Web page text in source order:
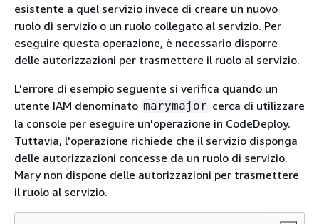
esistente a quel servizio invece di creare un nuovo
ruolo di servizio o un ruolo collegato al servizio. Per
eseguire questa operazione, è necessario disporre
delle autorizzazioni per trasmettere il ruolo al servizio.
L'errore di esempio seguente si verifica quando un
utente IAM denominato marymajor cerca di utilizzare
la console per eseguire un'operazione in CodeDeploy.
Tuttavia, l'operazione richiede che il servizio disponga
delle autorizzazioni concesse da un ruolo di servizio.
Mary non dispone delle autorizzazioni per trasmettere
il ruolo al servizio.